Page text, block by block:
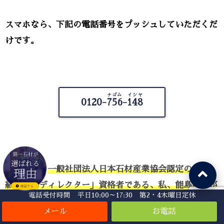
電話受付時間 平日10:00～17:30 第2・4木曜日定休
スマホなら、下記の電話番号をプッシュしていただくだ
けです。
0120-756-148
ナゴム イシヤ
ご対応は、一般社団法人日本石材産業協会認定の「1
級・お墓ディレクター」資格者である、私、能島孝志が
承ります。